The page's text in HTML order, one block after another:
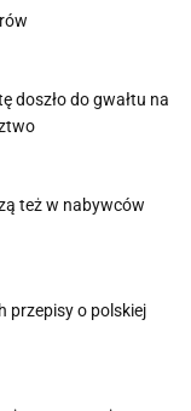
doszło do gwałtu na
też w nabywców
przepisy o polskiej